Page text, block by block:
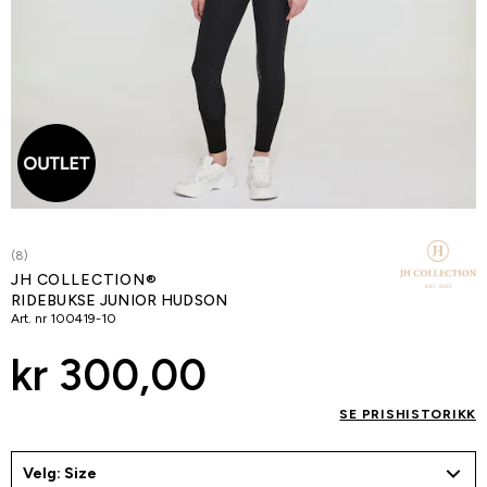
(8)
JH COLLECTION®
RIDEBUKSE JUNIOR HUDSON
Art. nr 100419-10
kr 300,00
SE PRISHISTORIKK
Velg: Size